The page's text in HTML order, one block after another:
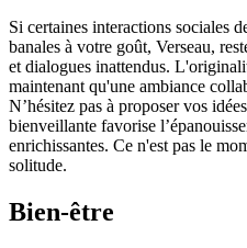
Si certaines interactions sociales
banales à votre goût, Verseau,
et dialogues inattendus.
maintenant qu'une ambiance
N’hésitez pas à proposer vos
bienveillante favorise
enrichissantes. Ce n'est pas le
solitude.
Bien-être